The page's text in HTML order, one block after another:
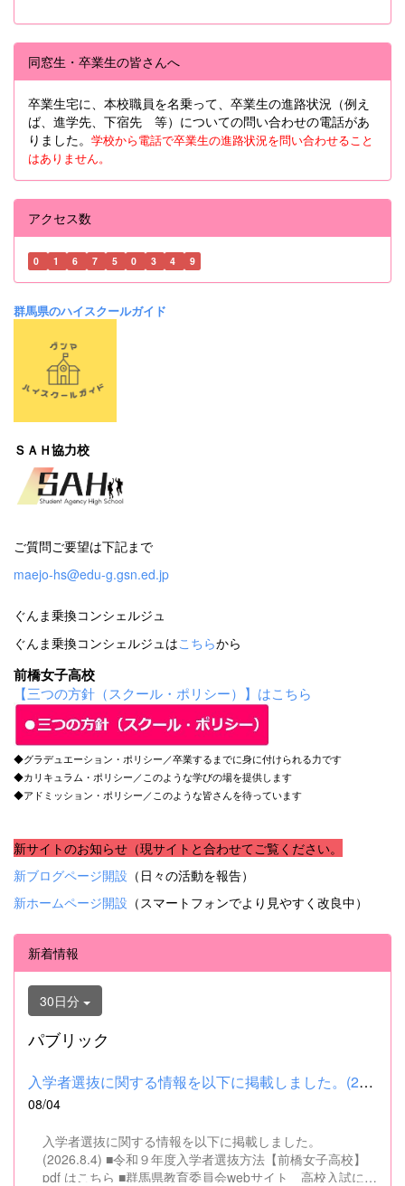
同窓生・卒業生の皆さんへ
卒業生宅に、本校職員を名乗って、卒業生の進路状況（例え
ば、進学先、下宿先 等）についての問い合わせの電話があ
りました。 学校から電話で卒業生の進路状況を問い合わせること
はありません。
アクセス数
0 1 6 7 5 0 3 4 9
群馬県のハイスクールガイド
ＳＡＨ協力校
ご質問ご要望は下記まで
maejo-hs@edu-g.gsn.ed.jp
ぐんま乗換コンシェルジュ
ぐんま乗換コンシェルジュはこちらから
前橋女子高校
【三つの方針（スクール・ポリシー）】はこちら
◆グラデュエーション・ポリシー／卒業するまでに身に付けられる力です
◆カリキュラム・ポリシー／このような学びの場を提供します
◆アドミッション・ポリシー／このような皆さんを待っています
新サイトのお知らせ（現サイトと合わせてご覧ください。
新ブログページ開設 （日々の活動を報告）
新ホームページ開設 （スマートフォンでより見やすく改良中）
新着情報
30日分
パブリック
入学者選抜に関する情報を以下に掲載しました。(2026.8.4) ■令和...
08/04
入学者選抜に関する情報を以下に掲載しました。
(2026.8.4) ■令和９年度入学者選抜方法【前橋女子高校】
pdf はこちら ■群馬県教育委員会webサイト 高校入試に関